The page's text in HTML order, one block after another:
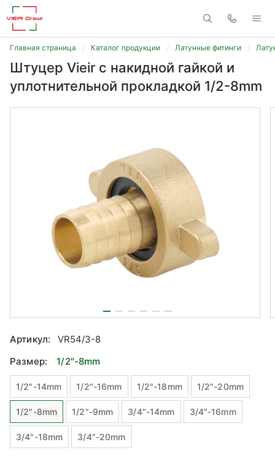
Главная страница Каталог продукции Латунные фитинги
Штуцер Vieir с накидной гайкой и
уплотнительной прокладкой 1/2-8mm
Артикул:
VR54/3-8
Размер:
1/2"-8mm
1/2"-14mm 1/2"-16mm 1/2"-18mm 1/2"-20mm
1/2"-8mm 1/2"-9mm 3/4"-14mm 3/4"-16mm
3/4"-18mm 3/4"-20mm